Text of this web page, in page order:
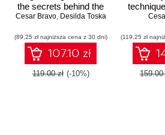
the secrets behind the
human dynamics in
Cesar Bravo, Desilda Toska
(89,25 zł najniższa cena z 30 dni)
107.10 zł
119.00 zł (-10%)
your
(119,25 zł
159.00